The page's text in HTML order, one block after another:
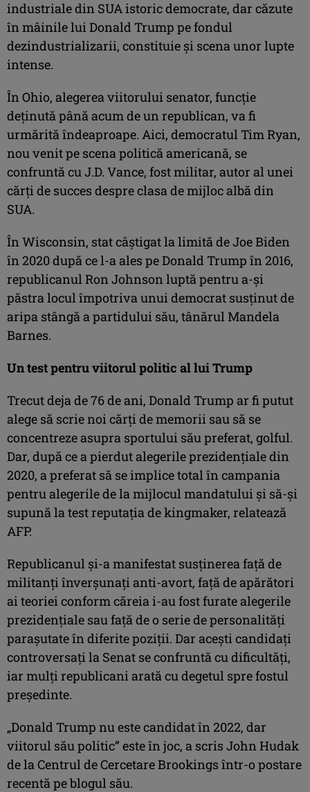
industriale din SUA istoric democrate, dar căzute
în mâinile lui Donald Trump pe fondul
dezindustrializarii, constituie şi scena unor lupte
intense.
În Ohio, alegerea viitorului senator, funcţie
deţinută până acum de un republican, va fi
urmărită îndeaproape. Aici, democratul Tim Ryan,
nou venit pe scena politică americană, se
confruntă cu J.D. Vance, fost militar, autor al unei
cărţi de succes despre clasa de mijloc albă din
SUA.
În Wisconsin, stat câştigat la limită de Joe Biden
în 2020 după ce l-a ales pe Donald Trump în 2016,
republicanul Ron Johnson luptă pentru a-şi
păstra locul împotriva unui democrat susţinut de
aripa stângă a partidului său, tânărul Mandela
Barnes.
Un test pentru viitorul politic al lui Trump
Trecut deja de 76 de ani, Donald Trump ar fi putut
alege să scrie noi cărţi de memorii sau să se
concentreze asupra sportului său preferat, golful.
Dar, după ce a pierdut alegerile prezidenţiale din
2020, a preferat să se implice total în campania
pentru alegerile de la mijlocul mandatului şi să-şi
supună la test reputaţia de kingmaker, relatează
AFP.
Republicanul şi-a manifestat susţinerea faţă de
militanţi înverşunaţi anti-avort, faţă de apărători
ai teoriei conform căreia i-au fost furate alegerile
prezidenţiale sau faţă de o serie de personalităţi
paraşutate în diferite poziţii. Dar aceşti candidaţi
controversaţi la Senat se confruntă cu dificultăţi,
iar mulţi republicani arată cu degetul spre fostul
preşedinte.
„Donald Trump nu este candidat în 2022, dar
viitorul său politic” este în joc, a scris John Hudak
de la Centrul de Cercetare Brookings într-o postare
recentă pe blogul său.